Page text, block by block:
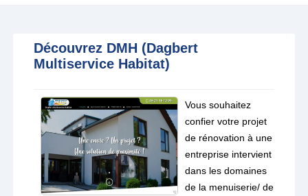
Découvrez DMH (Dagbert
Multiservice Habitat)
Vous souhaitez
confier votre projet
de rénovation à une
entreprise intervient
dans les domaines
de la menuiserie/ de